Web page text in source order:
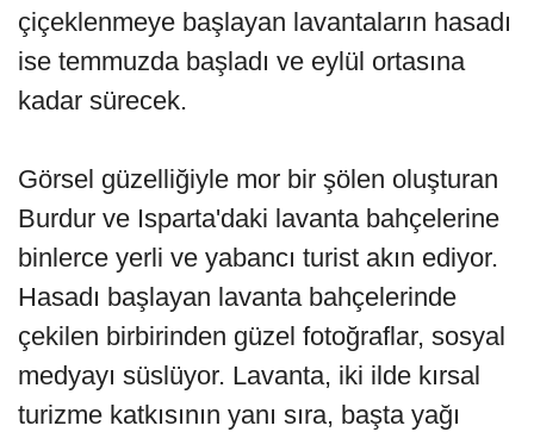
çiçeklenmeye başlayan lavantaların hasadı
ise temmuzda başladı ve eylül ortasına
kadar sürecek.
Görsel güzelliğiyle mor bir şölen oluşturan
Burdur ve Isparta'daki lavanta bahçelerine
binlerce yerli ve yabancı turist akın ediyor.
Hasadı başlayan lavanta bahçelerinde
çekilen birbirinden güzel fotoğraflar, sosyal
medyayı süslüyor. Lavanta, iki ilde kırsal
turizme katkısının yanı sıra, başta yağı